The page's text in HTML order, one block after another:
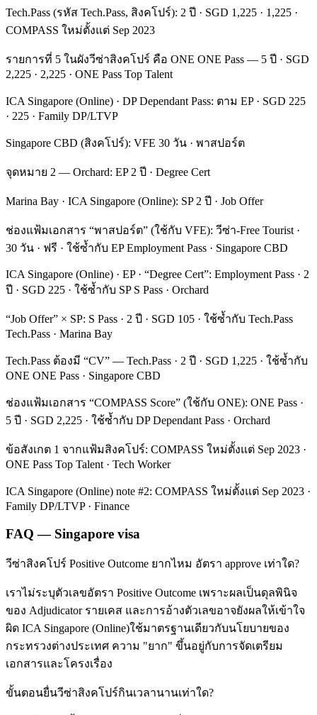
Tech.Pass (รหัส Tech.Pass, สิงคโปร์): 2 ปี · SGD 1,225 · 1,225 ·
COMPASS ใหม่ตั้งแต่ Sep 2023
รายการที่ 5 ในผังวีซ่าสิงคโปร์ คือ ONE ONE Pass — 5 ปี · SGD
2,225 · 2,225 · ONE Pass Top Talent
ICA Singapore (Online) · DP Dependant Pass: ตาม EP · SGD 225
· 225 · Family DP/LTVP
Singapore CBD (สิงคโปร์): VFE 30 วัน · พาสปอร์ต
จุดหมาย 2 — Orchard: EP 2 ปี · Degree Cert
Marina Bay · ICA Singapore (Online): SP 2 ปี · Job Offer
ช่องแฟ้มเอกสาร “พาสปอร์ต” (ใช้กับ VFE): วีซ่า-Free Tourist ·
30 วัน · ฟรี · ใช้ซ้ำกับ EP Employment Pass · Singapore CBD
ICA Singapore (Online) · EP · “Degree Cert”: Employment Pass · 2
ปี · SGD 225 · ใช้ซ้ำกับ SP S Pass · Orchard
“Job Offer” × SP: S Pass · 2 ปี · SGD 105 · ใช้ซ้ำกับ Tech.Pass
Tech.Pass · Marina Bay
Tech.Pass ต้องมี “CV” — Tech.Pass · 2 ปี · SGD 1,225 · ใช้ซ้ำกับ
ONE ONE Pass · Singapore CBD
ช่องแฟ้มเอกสาร “COMPASS Score” (ใช้กับ ONE): ONE Pass ·
5 ปี · SGD 2,225 · ใช้ซ้ำกับ DP Dependant Pass · Orchard
ข้อสังเกต 1 จากแฟ้มสิงคโปร์: COMPASS ใหม่ตั้งแต่ Sep 2023 ·
ONE Pass Top Talent · Tech Worker
ICA Singapore (Online) note #2: COMPASS ใหม่ตั้งแต่ Sep 2023 ·
Family DP/LTVP · Finance
FAQ — Singapore visa
วีซ่าสิงคโปร์ Positive Outcome ยากไหม อัตรา approve เท่าใด?
เราไม่ระบุตัวเลขอัตรา Positive Outcome เพราะผลเป็นดุลพินิจ
ของ Adjudicator รายเคส และการอ้างตัวเลขอาจยังผลให้เข้าใจ
ผิด ICA Singapore (Online)ใช้มาตรฐานเดียวกับนโยบายของ
กระทรวงต่างประเทศ ความ "ยาก" ขึ้นอยู่กับการจัดเตรียม
เอกสารและโครงเรื่อง
ขั้นตอนยื่นวีซ่าสิงคโปร์กินเวลานานเท่าใด?